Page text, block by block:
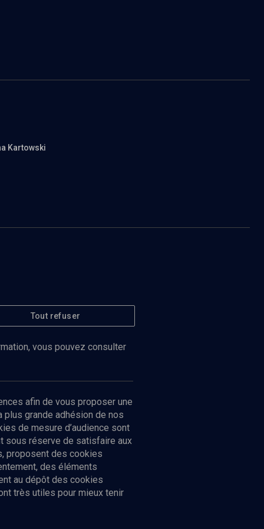
Kartowski
Tout refuser
vous pouvez consulter
afin de vous proposer une
grande adhésion de nos
de mesure d’audience sont
sous réserve de satisfaire aux
proposent des cookies
des éléments
au dépôt des cookies
très utiles pour mieux tenir